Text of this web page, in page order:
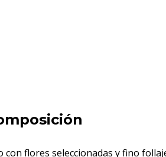
flores seleccionadas y fino